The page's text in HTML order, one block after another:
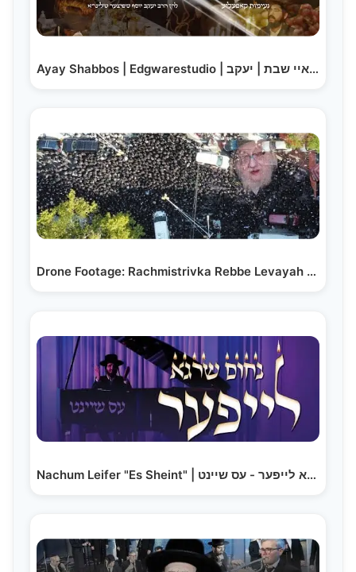
Ayay Shabbos | Edgwarestudio | איי איי שבת | יעקב…
Drone Footage: Rachmistrivka Rebbe Levayah - BP,…
Nachum Leifer "Es Sheint" | נחום שרגא לייפער - עס שיינט